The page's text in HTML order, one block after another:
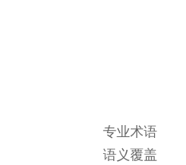
专业术语
语义覆盖